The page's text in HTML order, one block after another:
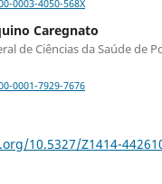
0003-4050-568X
Caregnato
de Ciências da Saúde de
0001-7929-7676
10.5327/Z1414-